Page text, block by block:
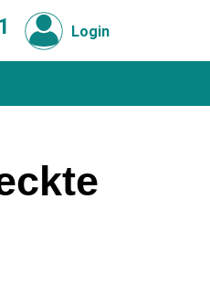
Login